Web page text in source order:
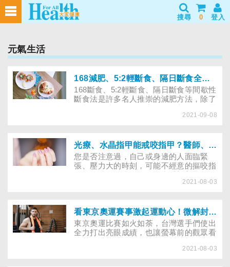
搜尋 0 登入
元氣生活
168減肥、5:2輕斷食、隔日斷食全攻略！搭配211飲食找到不復胖的減脂瘦身法
168斷食、5:2輕斷食、隔日斷食等間歇性
斷食法是許多名人推崇的減肥方法，除了
正確的食物？以下專訪2位營養師帶您了
2021-09-08
光療、水晶指甲能戒咬指甲？醫師、美甲師教你選擇指甲矯正方法！
您是否注意過，自己或身邊的人面臨緊
張、壓力大的時刻，可能不經意的摳咬指
可能造成指甲變形、甲床變短、甲溝炎、
解！
2021-08-03
看東京奧運賽事激起運動心！微解封重啟健身訓練前6個必知熱身運動
東京奧運比賽如火如荼，台灣選手們使出
全力打出亮眼成績，也讓螢幕前的觀眾看
沒運動的你已經迫不及待到健身房瘋狂訓
2021-08-03